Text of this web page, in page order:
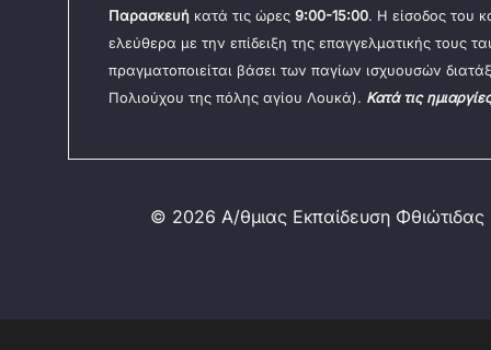
Παρασκευή κατά τις ώρες 9:00-15:00. Η είσοδος του
ελεύθερα με την επίδειξη της επαγγελματικής τους
πραγματοποιείται βάσει των παγίων ισχυουσών
Πολιούχου της πόλης αγίου Λουκά). Κατά τις
© 2026 Α/θμιας Εκπαίδευση Φθιώτιδας